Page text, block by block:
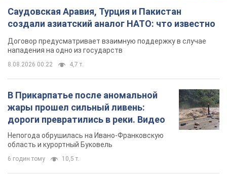
Саудовская Аравия, Турция и Пакистан
создали азиатский аналог НАТО: что известно
Договор предусматривает взаимную поддержку в случае
нападения на одно из государств
8.08.2026 00:22 4,7 т.
В Прикарпатье после аномальной
жары прошел сильный ливень:
дороги превратились в реки. Видео
Непогода обрушилась на Ивано-Франковскую
область и курортный Буковель
6 годин тому 10,5 т.